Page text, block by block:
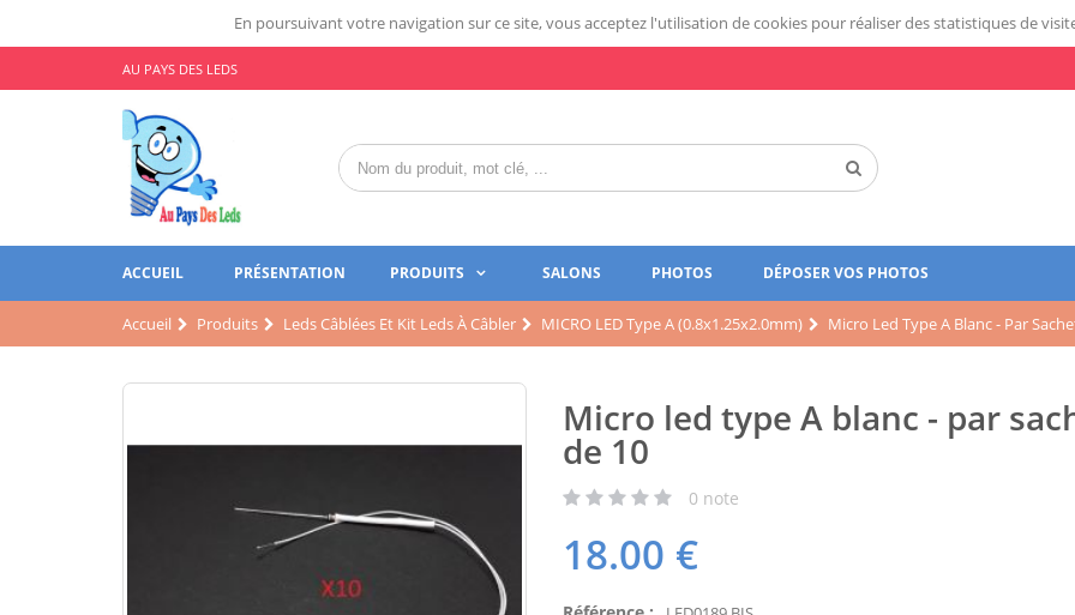
En poursuivant votre navigation sur ce site, vous acceptez l'utilisation de cookies pour réaliser des statistiques de
AU PAYS DES LEDS
ACCUEIL PRÉSENTATION PRODUITS SALONS PHOTOS DÉPOSER VOS PHOTOS
Accueil Produits Leds Câblées Et Kit Leds À Câbler MICRO LED Type A (0.8x1.25x2.0mm) Micro Led Type A Blanc - Par
Micro led type A blanc - par
de 10
0 note
18.00 €